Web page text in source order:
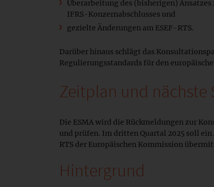
Überarbeitung des (bisherigen)
IFRS-Konzernabschlusses und
gezielte Änderungen am ESEF-RTS.
Darüber hinaus schlägt das
Regulierungsstandards für den
Zeitplan und nächste
Die ESMA wird die Rückmeldungen zur
und prüfen. Im dritten Quartal 2025 soll
RTS der Europäischen Kommission
Hintergrund